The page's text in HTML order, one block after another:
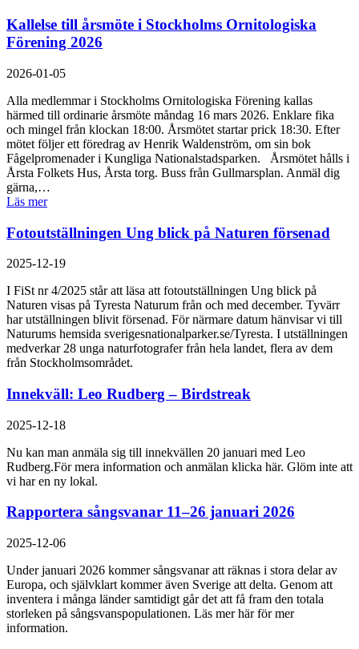
Kallelse till årsmöte i Stockholms Ornitologiska
Förening 2026
2026-01-05
Alla medlemmar i Stockholms Ornitologiska Förening kallas
härmed till ordinarie årsmöte måndag 16 mars 2026. Enklare fika
och mingel från klockan 18:00. Årsmötet startar prick 18:30. Efter
mötet följer ett föredrag av Henrik Waldenström, om sin bok
Fågelpromenader i Kungliga Nationalstadsparken. Årsmötet hålls i
Årsta Folkets Hus, Årsta torg. Buss från Gullmarsplan. Anmäl dig
gärna,…
Läs mer
Fotoutställningen Ung blick på Naturen försenad
2025-12-19
I FiSt nr 4/2025 står att läsa att fotoutställningen Ung blick på
Naturen visas på Tyresta Naturum från och med december. Tyvärr
har utställningen blivit försenad. För närmare datum hänvisar vi till
Naturums hemsida sverigesnationalparker.se/Tyresta. I utställningen
medverkar 28 unga naturfotografer från hela landet, flera av dem
från Stockholmsområdet.
Innekväll: Leo Rudberg – Birdstreak
2025-12-18
Nu kan man anmäla sig till innekvällen 20 januari med Leo
Rudberg.För mera information och anmälan klicka här. Glöm inte att
vi har en ny lokal.
Rapportera sångsvanar 11–26 januari 2026
2025-12-06
Under januari 2026 kommer sångsvanar att räknas i stora delar av
Europa, och självklart kommer även Sverige att delta. Genom att
inventera i många länder samtidigt går det att få fram den totala
storleken på sångsvanspopulationen. Läs mer här för mer
information.